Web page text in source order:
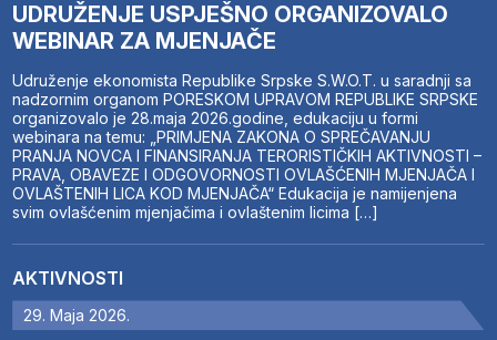
UDRUŽENJE USPJEŠNO ORGANIZOVALO
WEBINAR ZA MJENJAČE
Udruženje ekonomista Republike Srpske S.W.O.T. u saradnji sa
nadzornim organom PORESKOM UPRAVOM REPUBLIKE SRPSKE
organizovalo je 28.maja 2026.godine, edukaciju u formi
webinara na temu: „PRIMJENA ZAKONA O SPREČAVANJU
PRANJA NOVCA I FINANSIRANJA TERORISTIČKIH AKTIVNOSTI –
PRAVA, OBAVEZE I ODGOVORNOSTI OVLAŠĆENIH MJENJAČA I
OVLAŠTENIH LICA KOD MJENJAČA“ Edukacija je namijenjena
svim ovlašćenim mjenjačima i ovlaštenim licima […]
AKTIVNOSTI
29. Maja 2026.